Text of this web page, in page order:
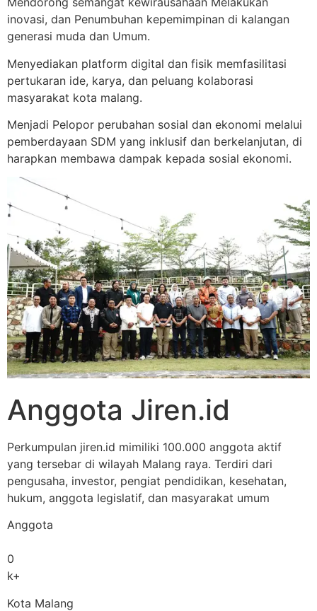
inovasi, dan Penumbuhan kepemimpinan di kalangan
generasi muda dan Umum.
Menyediakan platform digital dan fisik memfasilitasi
pertukaran ide, karya, dan peluang kolaborasi
masyarakat kota malang.
Menjadi Pelopor perubahan sosial dan ekonomi melalui
pemberdayaan SDM yang inklusif dan berkelanjutan, di
harapkan membawa dampak kepada sosial ekonomi.
Anggota Jiren.id
Perkumpulan jiren.id mimiliki 100.000 anggota aktif
yang tersebar di wilayah Malang raya. Terdiri dari
pengusaha, investor, pengiat pendidikan, kesehatan,
hukum, anggota legislatif, dan masyarakat umum
Anggota
0
k+
Kota Malang